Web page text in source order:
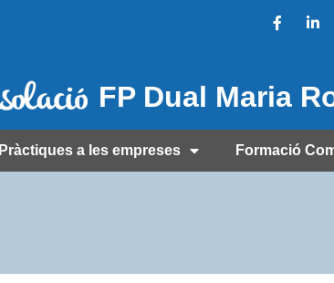
FP Dual Maria
Pràctiques a les empreses Formació